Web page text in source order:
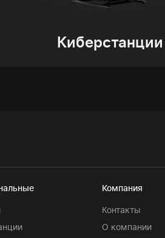
Киберстанции
Компания
Контакты
О компании